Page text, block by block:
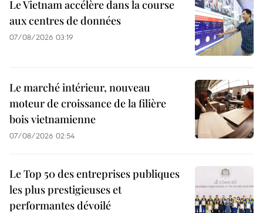
Le Vietnam accélère dans la course
aux centres de données
07/08/2026 03:19
Le marché intérieur, nouveau
moteur de croissance de la filière
bois vietnamienne
07/08/2026 02:54
Le Top 50 des entreprises publiques
les plus prestigieuses et
performantes dévoilé